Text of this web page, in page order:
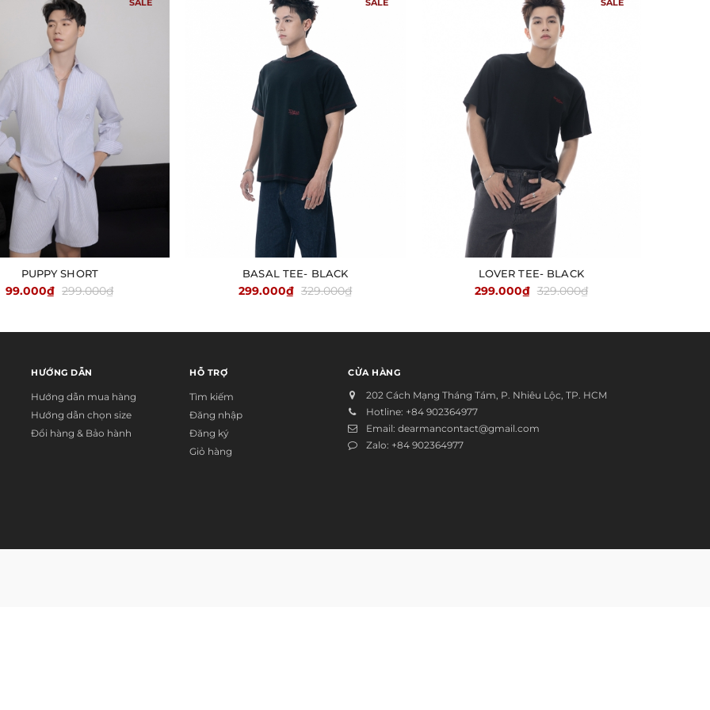
SALE
TÙY CHỌN
PUPPY SHORT
99.000₫ 299.000₫
SALE
TÙY CHỌN
BASAL TEE- BLACK
299.000₫ 329.000₫
SALE
TÙY CHỌN
LOVER TEE- BLACK
299.000₫ 329.000₫
HƯỚNG DẪN
Hướng dẫn mua hàng
Hướng dẫn chọn size
Đổi hàng & Bảo hành
HỖ TRỢ
Tìm kiếm
Đăng nhập
Đăng ký
Giỏ hàng
CỬA HÀNG
202 Cách Mạng Tháng Tám, P. Nhiêu Lộc, TP. HCM
Hotline: +84 902364977
Email: dearmancontact@gmail.com
Zalo: +84 902364977